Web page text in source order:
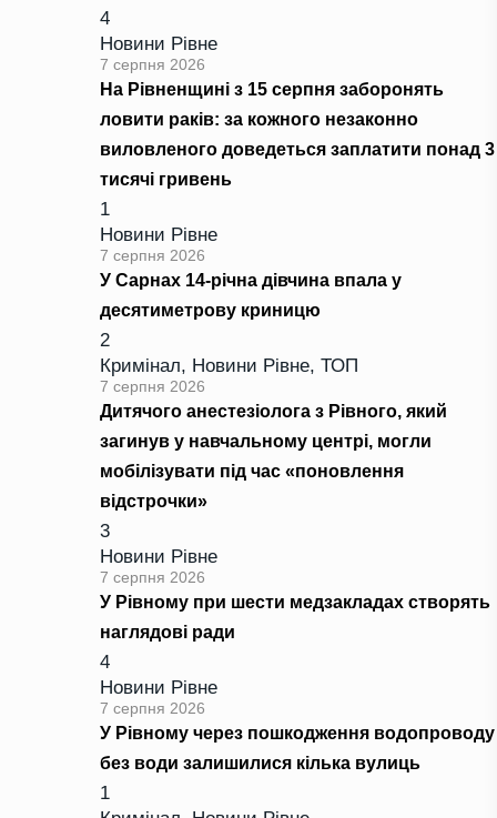
4
Новини Рівне
7 серпня 2026
На Рівненщині з 15 серпня заборонять
ловити раків: за кожного незаконно
виловленого доведеться заплатити понад 3
тисячі гривень
1
Новини Рівне
7 серпня 2026
У Сарнах 14-річна дівчина впала у
десятиметрову криницю
2
Кримінал, Новини Рівне, ТОП
7 серпня 2026
Дитячого анестезіолога з Рівного, який
загинув у навчальному центрі, могли
мобілізувати під час «поновлення
відстрочки»
3
Новини Рівне
7 серпня 2026
У Рівному при шести медзакладах створять
наглядові ради
4
Новини Рівне
7 серпня 2026
У Рівному через пошкодження водопроводу
без води залишилися кілька вулиць
1